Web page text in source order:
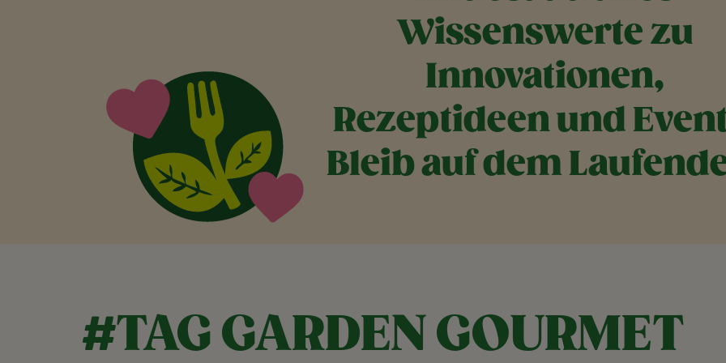
Wissenswerte zu
Innovationen,
Rezeptideen und
Bleib auf dem
#TAG GARDEN GOURMET